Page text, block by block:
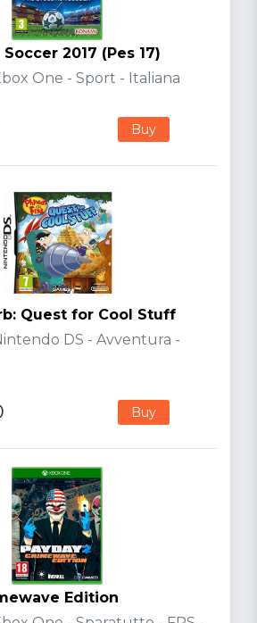
2017 (Pes 17)
One - Sport - Italiana
Buy
Quest for Cool Stuff
DS - Avventura -
Buy
Edition